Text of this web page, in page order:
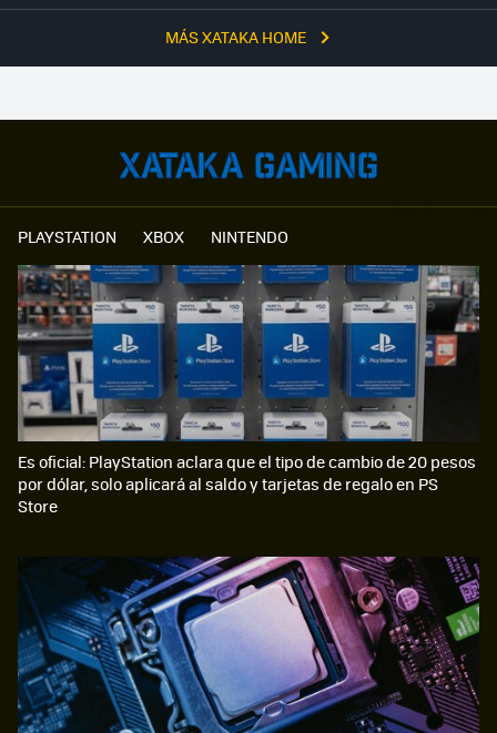
MÁS XATAKA HOME
PLAYSTATION XBOX NINTENDO
Es oficial: PlayStation aclara que el tipo de cambio de 20 pesos
por dólar, solo aplicará al saldo y tarjetas de regalo en PS
Store